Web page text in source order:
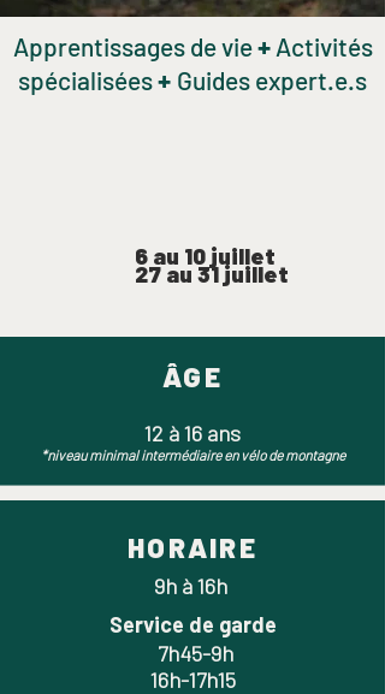
Apprentissages de vie+Activités
spécialisées+ Guides expert.e.s
6 au 10 juillet
27 au 31 juillet
ÂGE
12 à 16 ans
*niveau minimal intermédiaire en vélo de montagne
HORAIRE
9h à 16h
Service de garde
7h45-9h
16h-17h15